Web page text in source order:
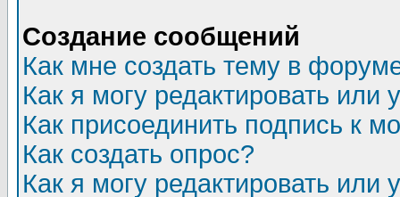
Создание сообщений
Как мне создать тему в
Как я могу редактировать или
Как присоединить подпись к
Как создать опрос?
Как я могу редактировать или